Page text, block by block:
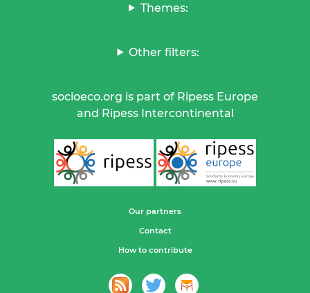
Themes:
Other filters:
socioeco.org is part of Ripess Europe
and Ripess Intercontinental
Our partners
Contact
How to contribute